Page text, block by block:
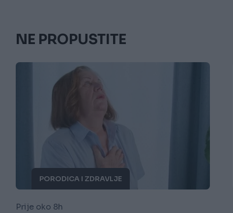
NE PROPUSTITE
PORODICA I ZDRAVLJE
Prije oko 8h